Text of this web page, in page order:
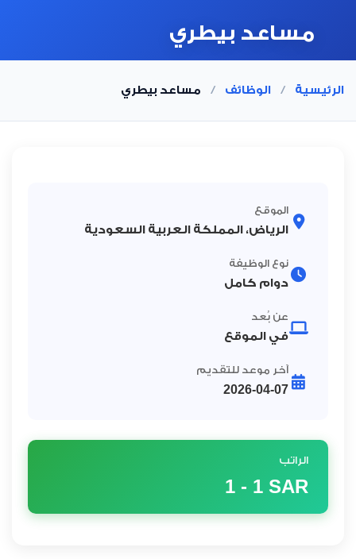
مساعد بيطري
الرئيسية / الوظائف / مساعد بيطري
الموقع
الرياض، المملكة العربية السعودية
نوع الوظيفة
دوام كامل
عن بُعد
في الموقع
آخر موعد للتقديم
2026-04-07
الراتب
1 - 1 SAR